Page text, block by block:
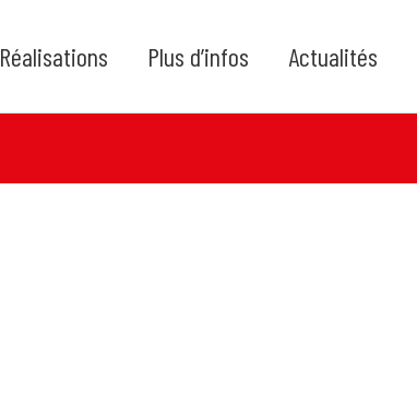
Réalisations Plus d’infos Actualités